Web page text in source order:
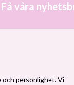
Få våra
och personlighet. Vi